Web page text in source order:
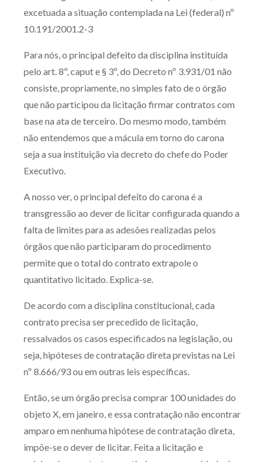
excetuada a situação contemplada na Lei (federal) nº
10.191/2001.2-3
Para nós, o principal defeito da disciplina instituída
pelo art. 8º, caput e § 3º, do Decreto nº 3.931/01 não
consiste, propriamente, no simples fato de o órgão
que não participou da licitação firmar contratos com
base na ata de terceiro. Do mesmo modo, também
não entendemos que a mácula em torno do carona
seja a sua instituição via decreto do chefe do Poder
Executivo.
A nosso ver, o principal defeito do carona é a
transgressão ao dever de licitar configurada quando a
falta de limites para as adesões realizadas pelos
órgãos que não participaram do procedimento
permite que o total do contrato extrapole o
quantitativo licitado. Explica-se.
De acordo com a disciplina constitucional, cada
contrato precisa ser precedido de licitação,
ressalvados os casos especificados na legislação, ou
seja, hipóteses de contratação direta previstas na Lei
nº 8.666/93 ou em outras leis específicas.
Então, se um órgão precisa comprar 100 unidades do
objeto X, em janeiro, e essa contratação não encontrar
amparo em nenhuma hipótese de contratação direta,
impõe-se o dever de licitar. Feita a licitação e